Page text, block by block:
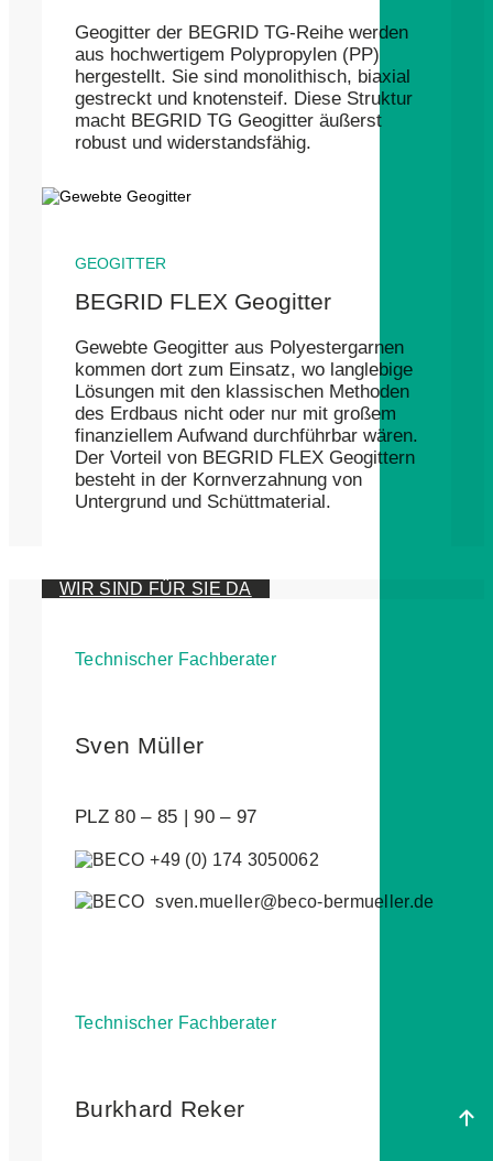
Geogitter der BEGRID TG-Reihe werden
aus hochwertigem Polypropylen (PP)
hergestellt. Sie sind monolithisch, biaxial
gestreckt und knotensteif. Diese Struktur
macht BEGRID TG Geogitter äußerst
robust und widerstandsfähig.
GEOGITTER
BEGRID FLEX Geogitter
Gewebte Geogitter aus Polyestergarnen
kommen dort zum Einsatz, wo langlebige
Lösungen mit den klassischen Methoden
des Erdbaus nicht oder nur mit großem
finanziellem Aufwand durchführbar wären.
Der Vorteil von BEGRID FLEX Geogittern
besteht in der Kornverzahnung von
Untergrund und Schüttmaterial.
WIR SIND FÜR SIE DA
Technischer Fachberater
Sven Müller
PLZ 80 – 85 | 90 – 97
+49 (0) 174 3050062
sven.mueller@beco-bermueller.de
Technischer Fachberater
Burkhard Reker